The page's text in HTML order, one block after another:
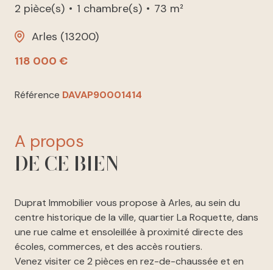
2 pièce(s)
1 chambre(s)
73 m²
Arles (13200)
118 000 €
Référence DAVAP90001414
a propos
DE CE BIEN
Duprat Immobilier vous propose à Arles, au sein du
centre historique de la ville, quartier La Roquette, dans
une rue calme et ensoleillée à proximité directe des
écoles, commerces, et des accès routiers.
Venez visiter ce 2 pièces en rez-de-chaussée et en